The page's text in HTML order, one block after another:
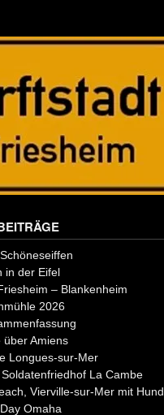
in der Eifel
– Blankenheim
2026
über Amiens
Longues-sur-Mer
La Cambe
Vierville-sur-Mer mit Hund
Omaha